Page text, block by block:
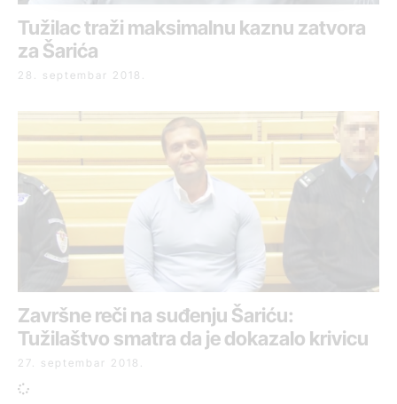
Tužilac traži maksimalnu kaznu zatvora
za Šarića
28. septembar 2018.
Završne reči na suđenju Šariću:
Tužilaštvo smatra da je dokazalo krivicu
27. septembar 2018.